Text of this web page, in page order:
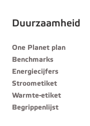
Duurzaamheid
One Planet plan
Benchmarks
Energiecijfers
Stroometiket
Warmte-etiket
Begrippenlijst